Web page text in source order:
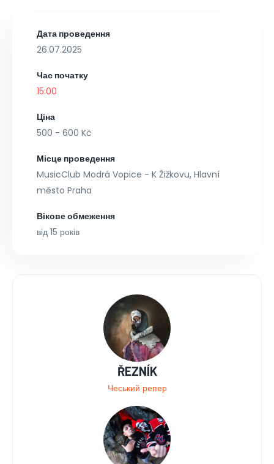
Дата проведення
26.07.2025
Час початку
15:00
Ціна
500 - 600 Kč
Місце проведення
MusicClub Modrá Vopice - K Žižkovu, Hlavní
město Praha
Вікове обмеження
від 15 років
ŘEZNÍK
Чеський репер